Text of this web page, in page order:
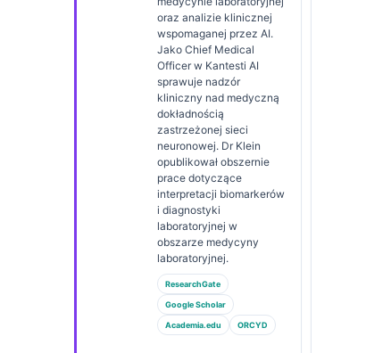
oraz analizie klinicznej
wspomaganej przez AI.
Jako Chief Medical
Officer w Kantesti AI
sprawuje nadzór
kliniczny nad medyczną
dokładnością
zastrzeżonej sieci
neuronowej. Dr Klein
opublikował obszernie
prace dotyczące
interpretacji biomarkerów
i diagnostyki
laboratoryjnej w
obszarze medycyny
laboratoryjnej.
ResearchGate
Google Scholar
Academia.edu ORCYD